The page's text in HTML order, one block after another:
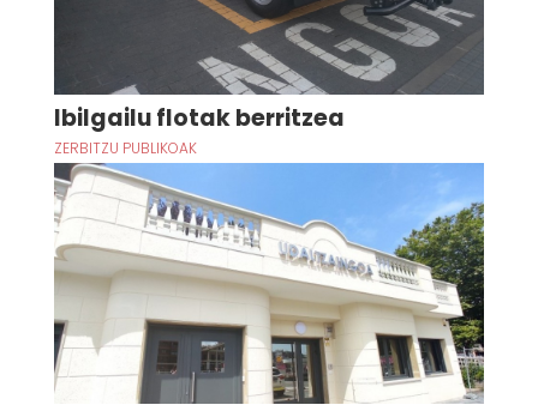
Ibilgailu flotak berritzea
ZERBITZU PUBLIKOAK